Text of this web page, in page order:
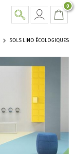
0
SOLS LINO ÉCOLOGIQUES